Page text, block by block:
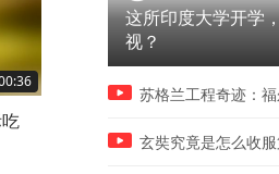
帮忙拍一下。。。
这所印度大学开学
视？
苏格兰工程奇迹：
玄奘究竟是怎么收